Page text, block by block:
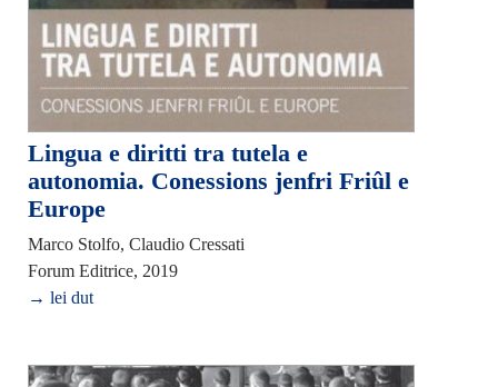
Lingua e diritti tra tutela e
autonomia. Conessions jenfri Friûl e
Europe
Marco Stolfo, Claudio Cressati
Forum Editrice, 2019
→ lei dut